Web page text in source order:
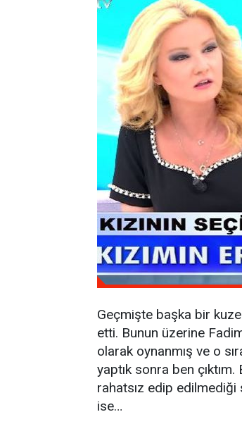
Geçmişte başka bir
etti. Bunun üzerine
olarak oynanmış ve o
yaptık sonra ben
rahatsız edip edilmediği
ise…